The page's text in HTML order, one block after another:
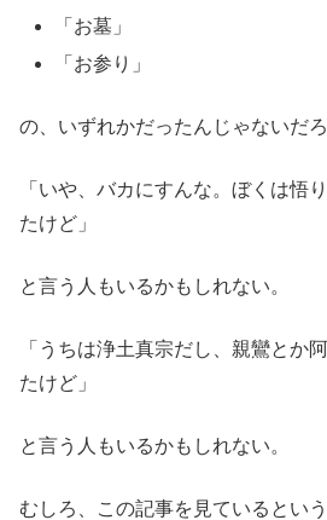
「お墓」
「お参り」
の、いずれかだったんじゃないだろ
「いや、バカにすんな。ぼくは悟
たけど」
と言う人もいるかもしれない。
「うちは浄土真宗だし、親鸞とか
たけど」
と言う人もいるかもしれない。
むしろ、この記事を見ているとい